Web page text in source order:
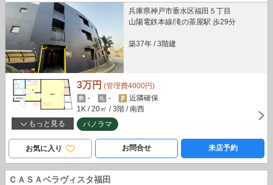
兵庫県神戸市垂水区福田５丁目
山陽電鉄本線/滝の茶屋駅 歩29分
築37年 / 3階建
もっと見る
3万円 (管理費4000円)
-
-
近隣確保
1K / 20㎡ / 3階 / 南西
パノラマ
お気に入り お問合せ 来店予約
ＣＡＳＡベラヴィスタ福田